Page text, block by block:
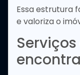
Essa estrutura
e valoriza o